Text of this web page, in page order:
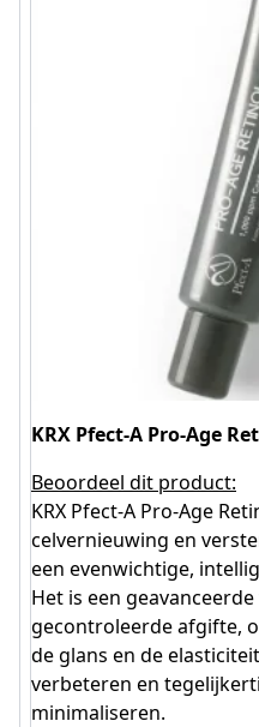
KRX Pfect-A Pro-Age
Beoordeel dit product:
KRX Pfect-A Pro-Age
celvernieuwing en
een evenwichtige,
Het is een
gecontroleerde afgifte,
de glans en de
verbeteren en
minimaliseren.